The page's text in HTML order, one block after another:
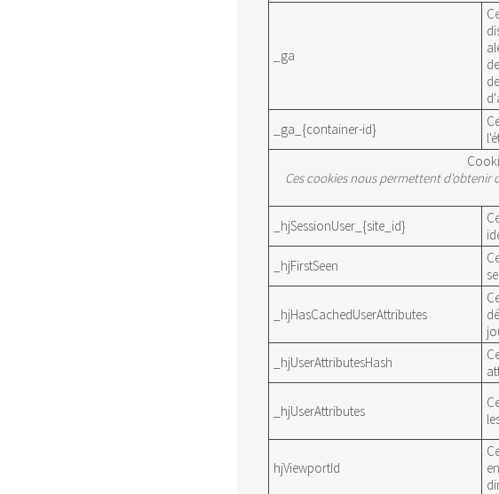
_ga
_ga_{container-id}
Ces cookies nous permettent
_hjSessionUser_{site_id}
_hjFirstSeen
_hjHasCachedUserAttributes
_hjUserAttributesHash
_hjUserAttributes
hjViewportId